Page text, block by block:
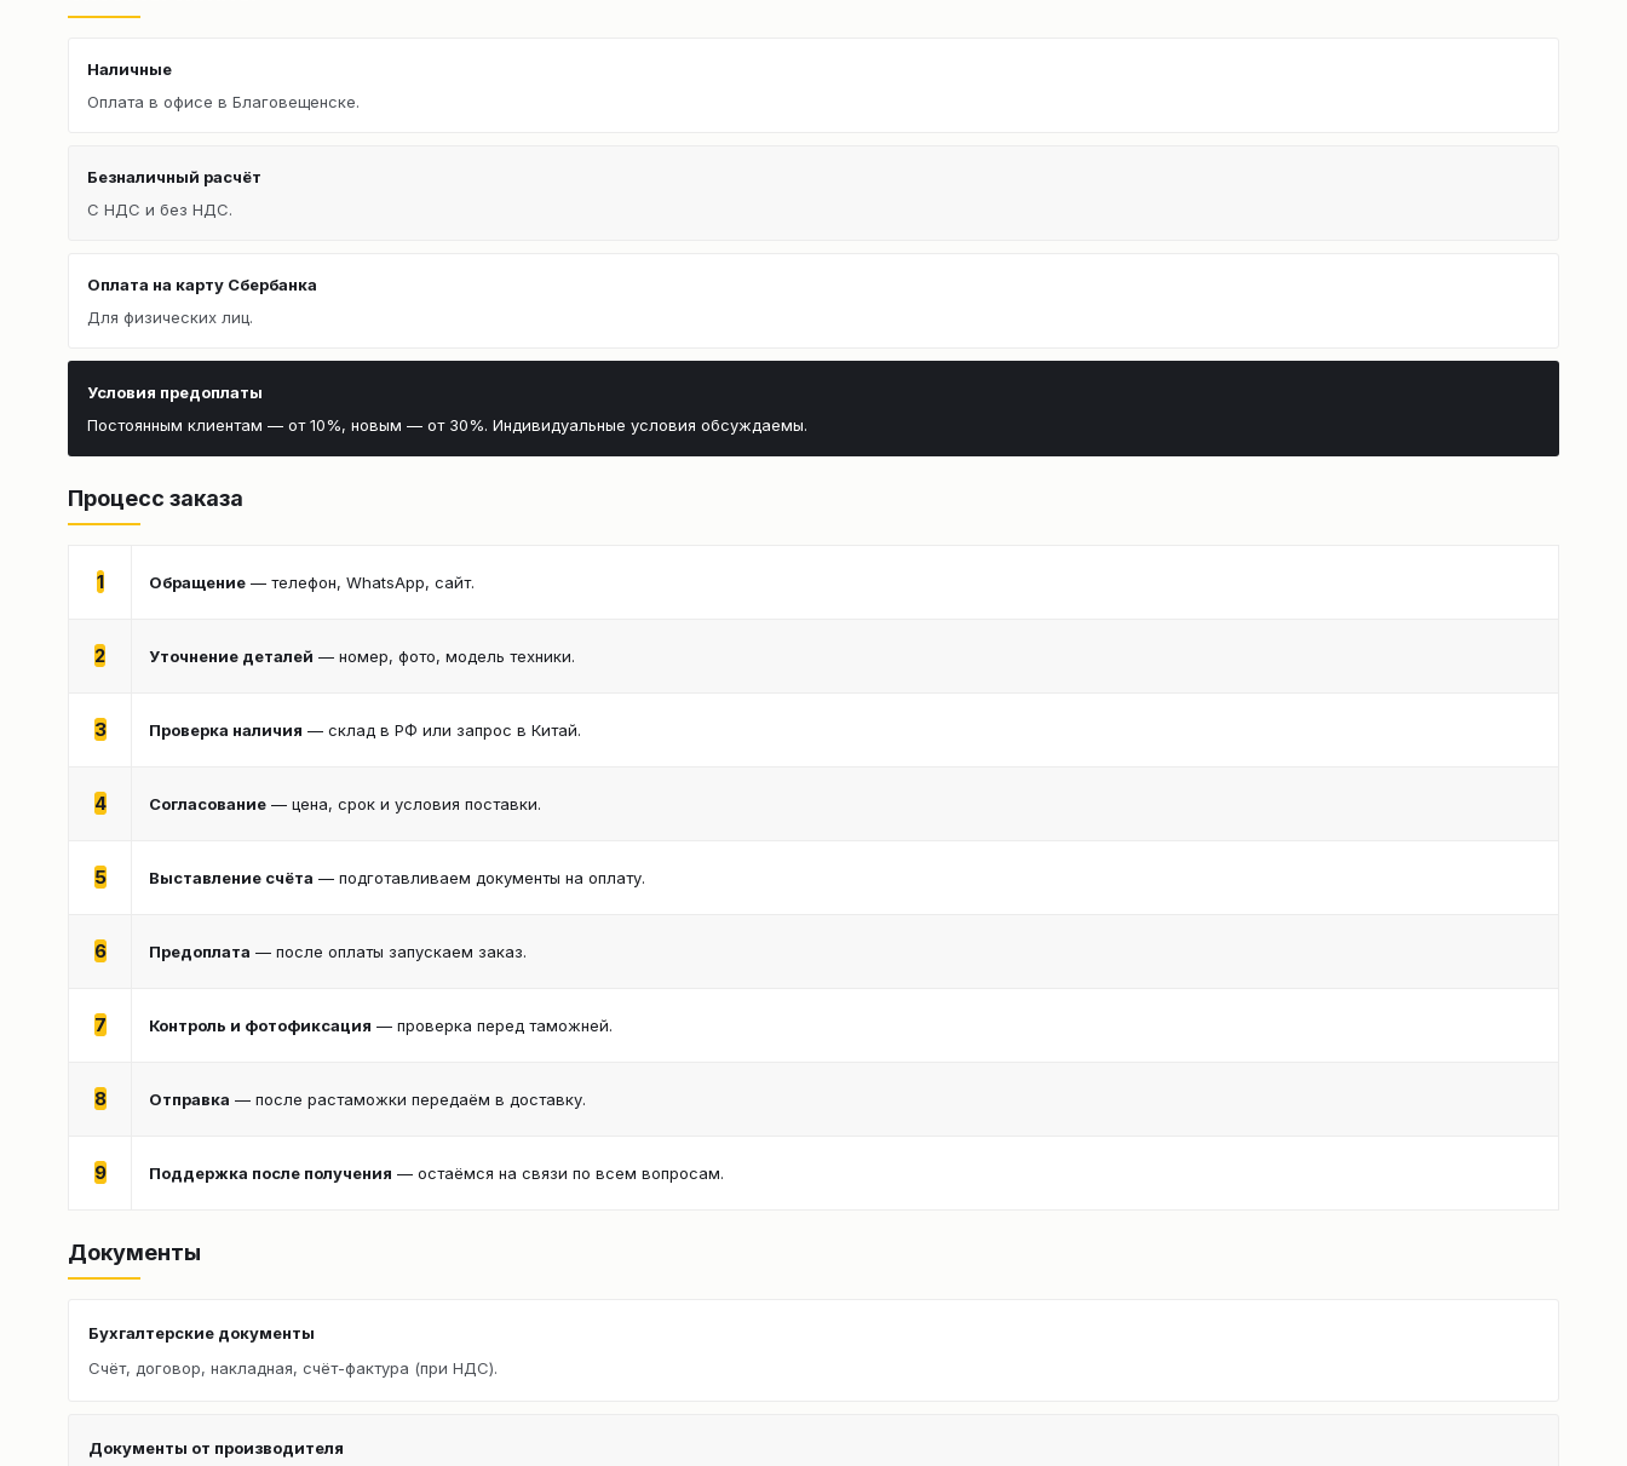
Наличные
Оплата в офисе в Благовещенске.
Безналичный расчёт
С НДС и без НДС.
Оплата на карту Сбербанка
Для физических лиц.
Условия предоплаты
Постоянным клиентам — от 10%, новым — от 30%. Индивидуальные условия обсуждаемы.
Процесс заказа
1 Обращение — телефон, WhatsApp, сайт.
2 Уточнение деталей — номер, фото, модель техники.
3 Проверка наличия — склад в РФ или запрос в Китай.
4 Согласование — цена, срок и условия поставки.
5 Выставление счёта — подготавливаем документы на оплату.
6 Предоплата — после оплаты запускаем заказ.
7 Контроль и фотофиксация — проверка перед таможней.
8 Отправка — после растаможки передаём в доставку.
9 Поддержка после получения — остаёмся на связи по всем вопросам.
Документы
Бухгалтерские документы
Счёт, договор, накладная, счёт-фактура (при НДС).
Документы от производителя